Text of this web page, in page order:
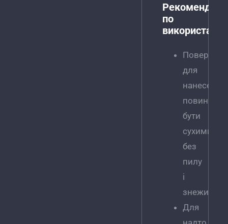
Рекомендації
по
Поверхні
для
нанесення
повинні
бути
сухими,
без
пилу
і
Для